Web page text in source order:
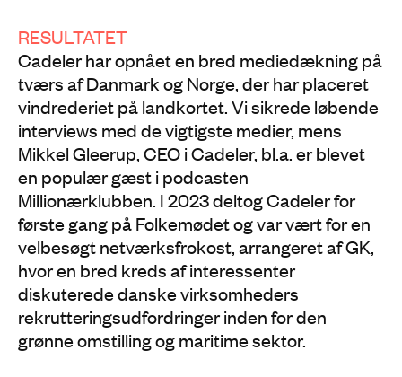
RESULTATET
Cadeler har opnået en bred mediedækning på
tværs af Danmark og Norge, der har placeret
vindrederiet på landkortet. Vi sikrede løbende
interviews med de vigtigste medier, mens
Mikkel Gleerup, CEO i Cadeler, bl.a. er blevet
en populær gæst i podcasten
Millionærklubben. I 2023 deltog Cadeler for
første gang på Folkemødet og var vært for en
velbesøgt netværksfrokost, arrangeret af GK,
hvor en bred kreds af interessenter
diskuterede danske virksomheders
rekrutteringsudfordringer inden for den
grønne omstilling og maritime sektor.